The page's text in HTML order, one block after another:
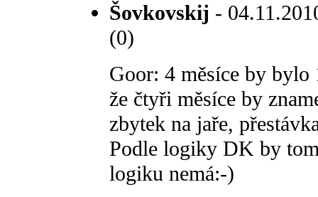
Šovkovskij -
(0)
Goor: 4 měsíce by bylo
že čtyři měsíce by
zbytek na jaře,
Podle logiky DK by
logiku nemá:-)